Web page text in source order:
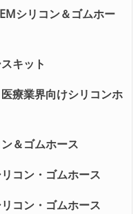
シリコン＆ゴムホー
ツ用ホース
ス
キット
キット
スキット
キット
療業界向けシリコンホ
向け
＆ゴムホース
コン・ゴムホース
コン・ゴムホース